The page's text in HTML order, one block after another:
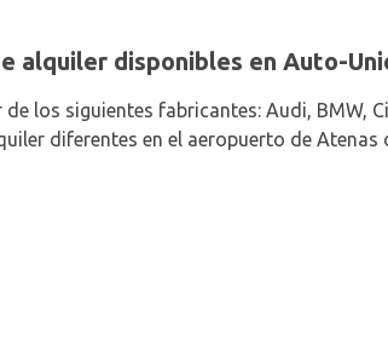
alquiler disponibles en Auto-
los siguientes fabricantes: Audi, BMW,
diferentes en el aeropuerto de Atenas